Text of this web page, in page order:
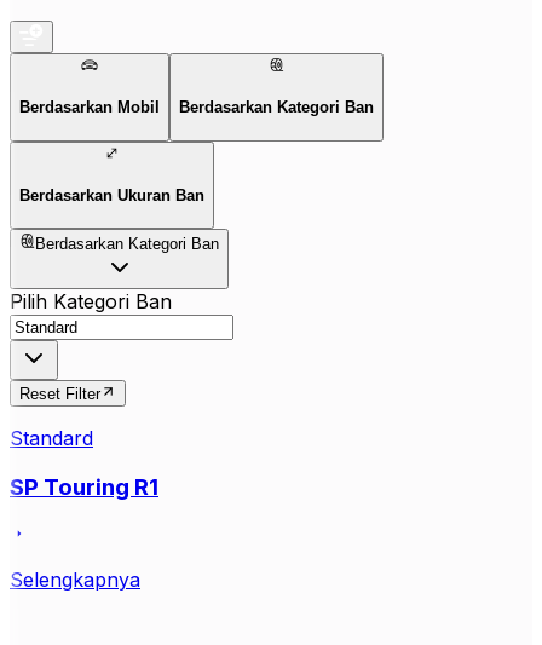
Berdasarkan Mobil Berdasarkan Kategori Ban
Berdasarkan Ukuran Ban
Berdasarkan Kategori Ban
Pilih Kategori Ban
Reset Filter
Standard
SP Touring R1
Selengkapnya